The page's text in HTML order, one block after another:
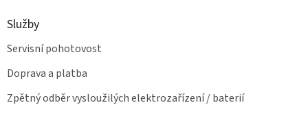
Služby
Servisní pohotovost
Doprava a platba
Zpětný odběr vysloužilých elektrozařízení / baterií